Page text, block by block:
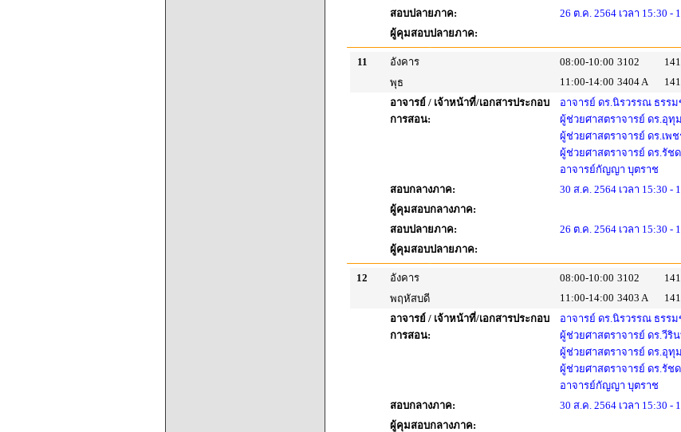
สอบปลายภาค:
26 ต.ค. 2564 เวลา 15:30
ผู้คุมสอบปลายภาค:
11 อังคาร 08:00-10:00 3102 141
พุธ
11:00-14:00 3404 A 141
อาจารย์ / เจ้าหน้าที่/เอกสารประกอบ
การสอน:
อาจารย์ ดร.นิรวรรณ ธรร
ผู้ช่วยศาสตราจารย์ ดร.อุทุ
ผู้ช่วยศาสตราจารย์ ดร.เพ
ผู้ช่วยศาสตราจารย์ ดร.รั
อาจารย์กัญญา บุตราช
สอบกลางภาค:
30 ส.ค. 2564 เวลา 15:30
ผู้คุมสอบกลางภาค:
สอบปลายภาค:
26 ต.ค. 2564 เวลา 15:30
ผู้คุมสอบปลายภาค:
12 อังคาร 08:00-10:00 3102 141
พฤหัสบดี
11:00-14:00 3403 A 141
อาจารย์ / เจ้าหน้าที่/เอกสารประกอบ
การสอน:
อาจารย์ ดร.นิรวรรณ ธรร
ผู้ช่วยศาสตราจารย์ ดร.วีริ
ผู้ช่วยศาสตราจารย์ ดร.อุทุ
ผู้ช่วยศาสตราจารย์ ดร.รั
อาจารย์กัญญา บุตราช
สอบกลางภาค:
30 ส.ค. 2564 เวลา 15:30
ผู้คุมสอบกลางภาค: